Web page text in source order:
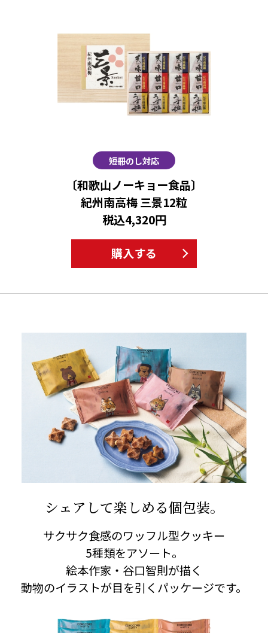
短冊のし対応
〔和歌山ノーキョー食品〕
紀州南高梅 三景12粒
税込4,320円
購入する
シェアして楽しめる個包装。
サクサク食感のワッフル型クッキー
5種類をアソート。
絵本作家・谷口智則が描く
動物のイラストが目を引くパッケージです。